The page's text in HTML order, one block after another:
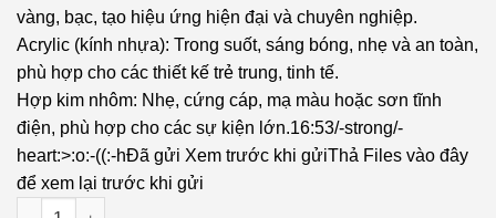
vàng, bạc, tạo hiệu ứng hiện đại và chuyên nghiệp.
Acrylic (kính nhựa): Trong suốt, sáng bóng, nhẹ và an toàn,
phù hợp cho các thiết kế trẻ trung, tinh tế.
Hợp kim nhôm: Nhẹ, cứng cáp, mạ màu hoặc sơn tĩnh
điện, phù hợp cho các sự kiện lớn.​16:53/-strong/-
heart:>:o:-((:-hĐã gửi Xem trước khi gửiThả Files vào đây
để xem lại trước khi gửi
Bảng vinh danh T08 số lượng